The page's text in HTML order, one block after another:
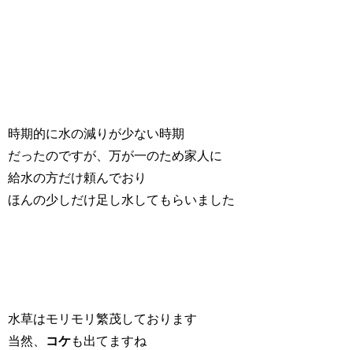
時期的に水の減りが少ない時期
だったのですが、万が一のため家人に
給水の方だけ頼んでおり
ほんの少しだけ足し水してもらいました
水草はモリモリ繁茂しております
当然、
コケも出てますね